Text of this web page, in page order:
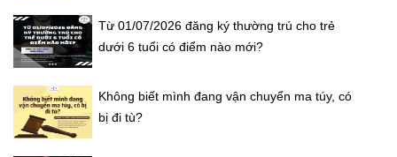
Từ 01/07/2026 đăng ký thường trú cho trẻ
dưới 6 tuổi có điểm nào mới?
Không biết mình đang vận chuyển ma túy, có
bị đi tù?